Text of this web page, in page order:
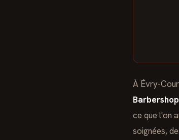
À Évry-
ce que l'on
soignées,